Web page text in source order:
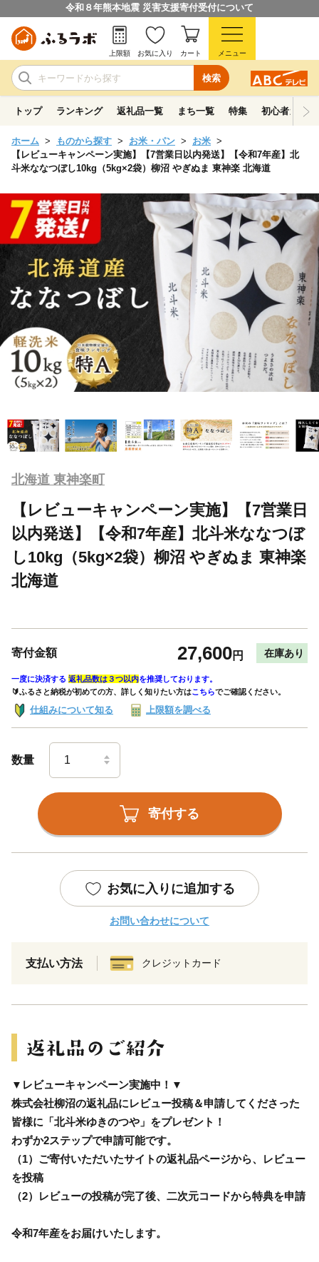
令和８年熊本地震 災害支援寄付受付について
検索
上限額 お気に入り カート メニュー
トップ ランキング 返礼品一覧 まち一覧 特集 初心者ガイド
ホーム ものから探す お米・パン
お米
【レビューキャンペーン実施】【7営業日以内発送】【令和7年産】北
斗米ななつぼし10kg（5kg×2袋）柳沼 やぎぬま 東神楽 北海道
北海道 東神楽町
【レビューキャンペーン実施】【7営業日
以内発送】【令和7年産】北斗米ななつぼ
し10kg（5kg×2袋）柳沼 やぎぬま 東神楽
北海道
寄付金額 27,600円 在庫あり
一度に決済する 返礼品数は３つ以内を推奨しております。
🔰ふるさと納税が初めての方、詳しく知りたい方はこちらでご確認ください。
仕組みについて知る 上限額を調べる
数量
寄付する
お気に入りに追加する
お問い合わせについて
支払い方法 クレジットカード
▼レビューキャンペーン実施中！▼
株式会社柳沼の返礼品にレビュー投稿＆申請してくださった
皆様に「北斗米ゆきのつや」をプレゼント！
わずか2ステップで申請可能です。
（1）ご寄付いただいたサイトの返礼品ページから、レビュー
を投稿
（2）レビューの投稿が完了後、二次元コードから特典を申請
令和7年産をお届けいたします。